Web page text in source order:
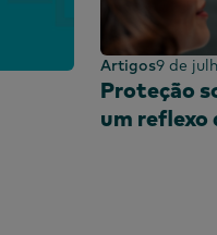
Artigos9 de
Proteção
um reflexo